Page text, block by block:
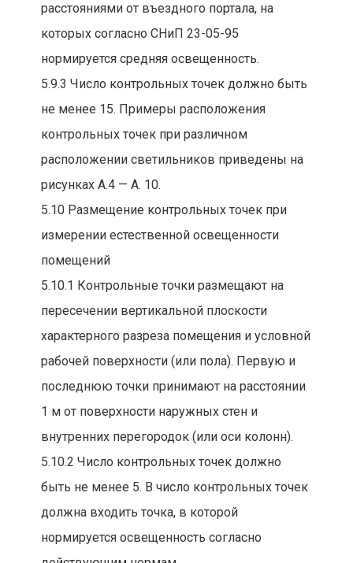
расстояниями от въездного портала, на
которых согласно СНиП 23-05-95
нормируется средняя освещенность.
5.9.3 Число контрольных точек должно быть
не менее 15. Примеры расположения
контрольных точек при различном
расположении светильников приведены на
рисунках А.4 — А. 10.
5.10 Размещение контрольных точек при
измерении естественной освещенности
помещений
5.10.1 Контрольные точки размещают на
пересечении вертикальной плоскости
характерного разреза помещения и условной
рабочей поверхности (или пола). Первую и
последнюю точки принимают на расстоянии
1 м от поверхности наружных стен и
внутренних перегородок (или оси колонн).
5.10.2 Число контрольных точек должно
быть не менее 5. В число контрольных точек
должна входить точка, в которой
нормируется освещенность согласно